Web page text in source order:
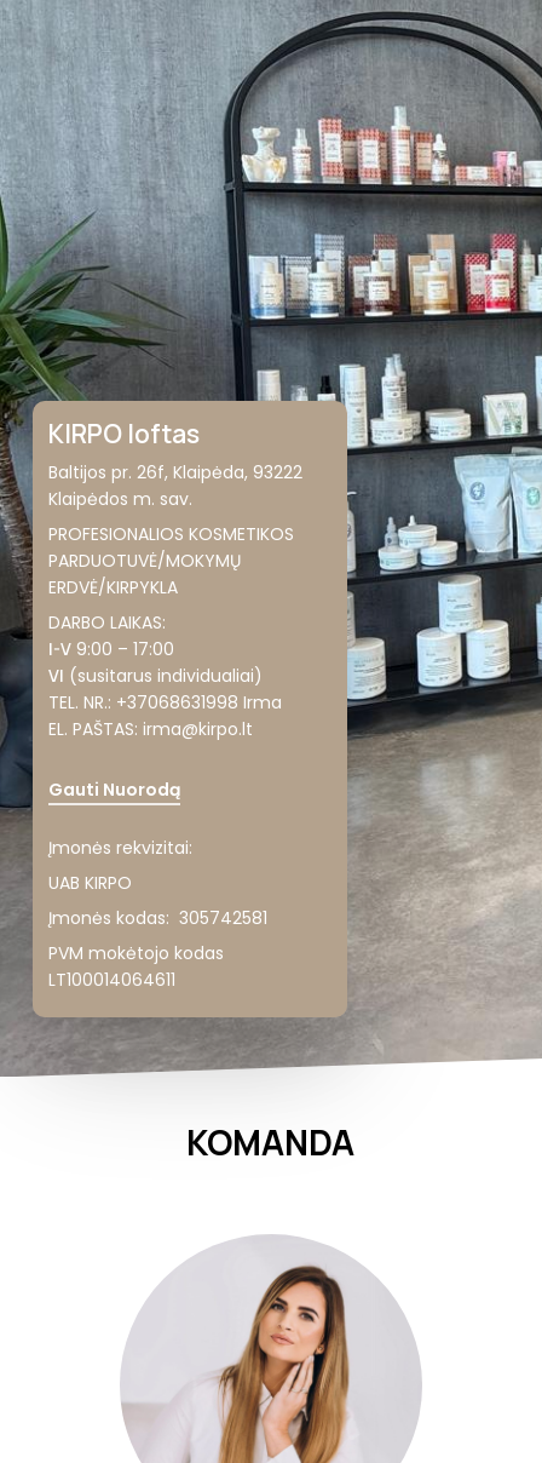
KIRPO loftas
Baltijos pr. 26f, Klaipėda, 93222
Klaipėdos m. sav.
PROFESIONALIOS KOSMETIKOS
PARDUOTUVĖ/MOKYMŲ
ERDVĖ/KIRPYKLA
DARBO LAIKAS:
I-V 9:00 – 17:00
VI (susitarus individualiai)
TEL. NR.: +37068631998 Irma
EL. PAŠTAS: irma@kirpo.lt
Gauti Nuorodą
Įmonės rekvizitai:
UAB KIRPO
Įmonės kodas: 305742581
PVM mokėtojo kodas
LT100014064611
KOMANDA